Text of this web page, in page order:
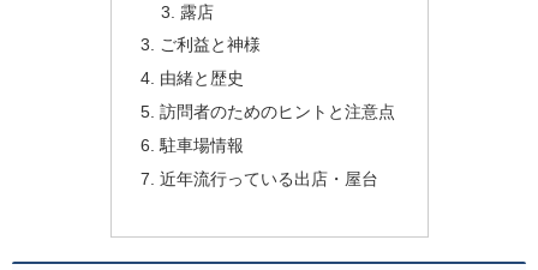
露店
ご利益と神様
由緒と歴史
訪問者のためのヒントと注意点
駐車場情報
近年流行っている出店・屋台